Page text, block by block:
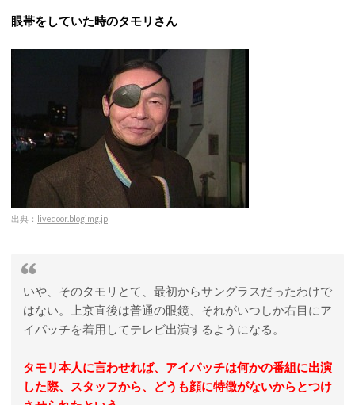
眼帯をしていた時のタモリさん
出典： livedoor.blogimg.jp
いや、そのタモリとて、最初からサングラスだったわけで
はない。上京直後は普通の眼鏡、それがいつしか右目にア
イパッチを着用してテレビ出演するようになる。
タモリ本人に言わせれば、アイパッチは何かの番組に出演
した際、スタッフから、どうも顔に特徴がないからとつけ